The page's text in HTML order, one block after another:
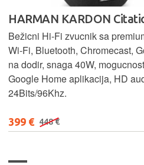
HARMAN KARDON
Bežicni Hi-Fi zvucnik sa
Wi-Fi, Bluetooth, Chromecast,
na dodir, snaga 40W,
Google Home aplikacija, HD
24Bits/96Khz.
399 € 448 €